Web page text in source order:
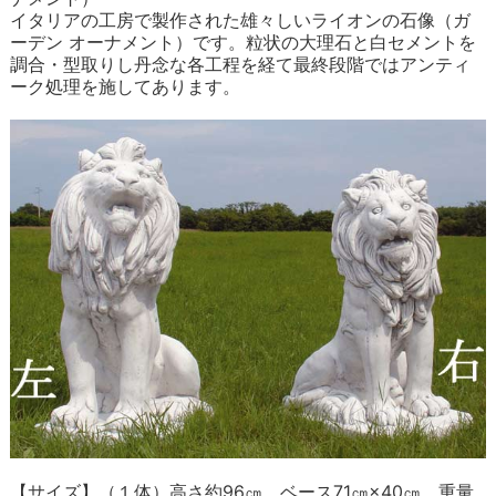
イタリアの工房で製作された雄々しいライオンの石像（ガ
ーデン オーナメント）です。粒状の大理石と白セメントを
調合・型取りし丹念な各工程を経て最終段階ではアンティ
ーク処理を施してあります。